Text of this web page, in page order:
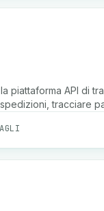
piattaforma API di
tracciare